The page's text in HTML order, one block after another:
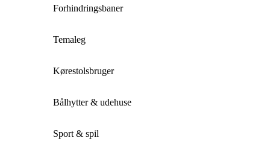
Forhindringsbaner
Temaleg
Kørestolsbruger
Bålhytter & udehuse
Sport & spil